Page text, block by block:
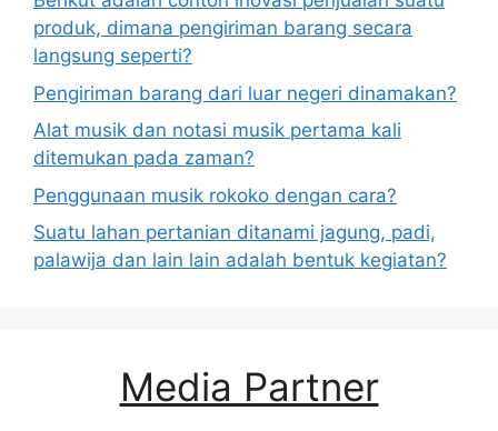
produk, dimana pengiriman barang secara
langsung seperti?
Pengiriman barang dari luar negeri dinamakan?
Alat musik dan notasi musik pertama kali
ditemukan pada zaman?
Penggunaan musik rokoko dengan cara?
Suatu lahan pertanian ditanami jagung, padi,
palawija dan lain lain adalah bentuk kegiatan?
Media Partner